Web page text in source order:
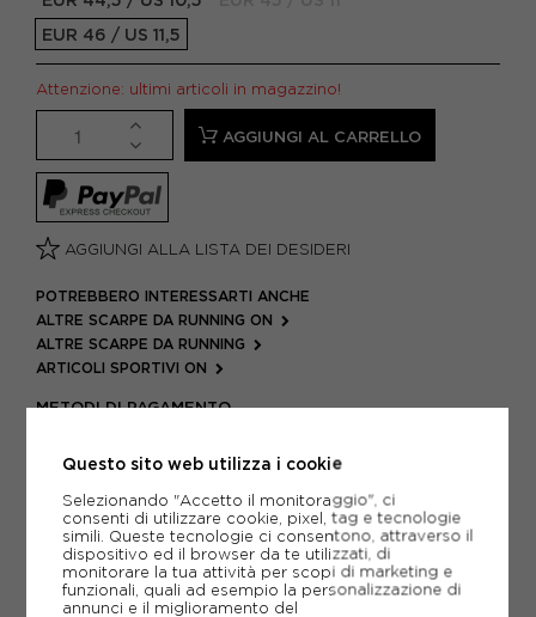
EUR 46 / US 11,5
Attenzione: ultimi articoli in magazzino!
AGGIUNGI AL CARRELLO
AGGIUNGI ALLA LISTA DEI DESIDERI
POTREBBERO INTERESSARTI ANCHE
ALTRE SCARPE DA RUNNING ON
ALTRE SCARPE DA RUNNING
ARTICOLI SPORTIVI ON
METODI DI PAGAMENTO
PIÙ INFORMAZIONI
SCHEDA TECNICA
GUIDA ALLE TAGLIE
Questo sito web utilizza i cookie
Selezionando "Accetto il monitoraggio", ci
consenti di utilizzare cookie, pixel, tag e tecnologie
simili. Queste tecnologie ci consentono, attraverso il
dispositivo ed il browser da te utilizzati, di
monitorare la tua attività per scopi di marketing e
funzionali, quali ad esempio la personalizzazione di
annunci e il miglioramento del